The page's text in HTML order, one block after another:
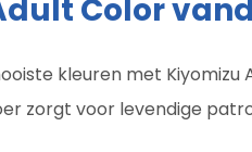
Color
kleuren met Kiyomizu
zorgt voor levendige